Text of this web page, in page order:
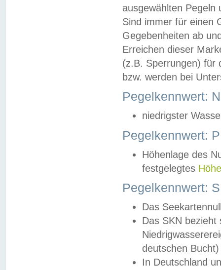
ausgewählten
Sind immer für einen
Gegebenheiten ab
Erreichen dieser
(z.B. Sperrungen) für
bzw. werden bei
Pegelkennwert:
niedrigster
Pegelkennwert:
Höhenlage des
festgelegtes
Pegelkennwert:
Das
Das SKN
deutschen
In Deutschland